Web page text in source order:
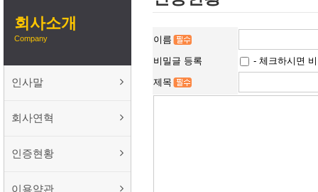
회사소개
Company
인사말
회사연혁
인증현황
이용약관
이름
비밀글 등록
- 체크하시면
제목